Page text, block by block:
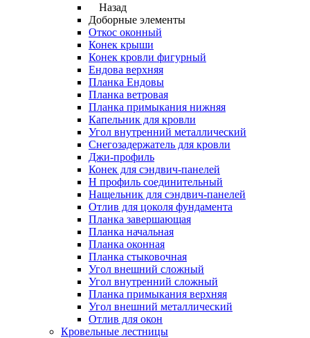
Назад
Доборные элементы
Откос оконный
Конек крыши
Конек кровли фигурный
Ендова верхняя
Планка Ендовы
Планка ветровая
Планка примыкания нижняя
Капельник для кровли
Угол внутренний металлический
Снегозадержатель для кровли
Джи-профиль
Конек для сэндвич-панелей
Н профиль соединительный
Нащельник для сэндвич-панелей
Отлив для цоколя фундамента
Планка завершающая
Планка начальная
Планка оконная
Планка стыковочная
Угол внешний сложный
Угол внутренний сложный
Планка примыкания верхняя
Угол внешний металлический
Отлив для окон
Кровельные лестницы